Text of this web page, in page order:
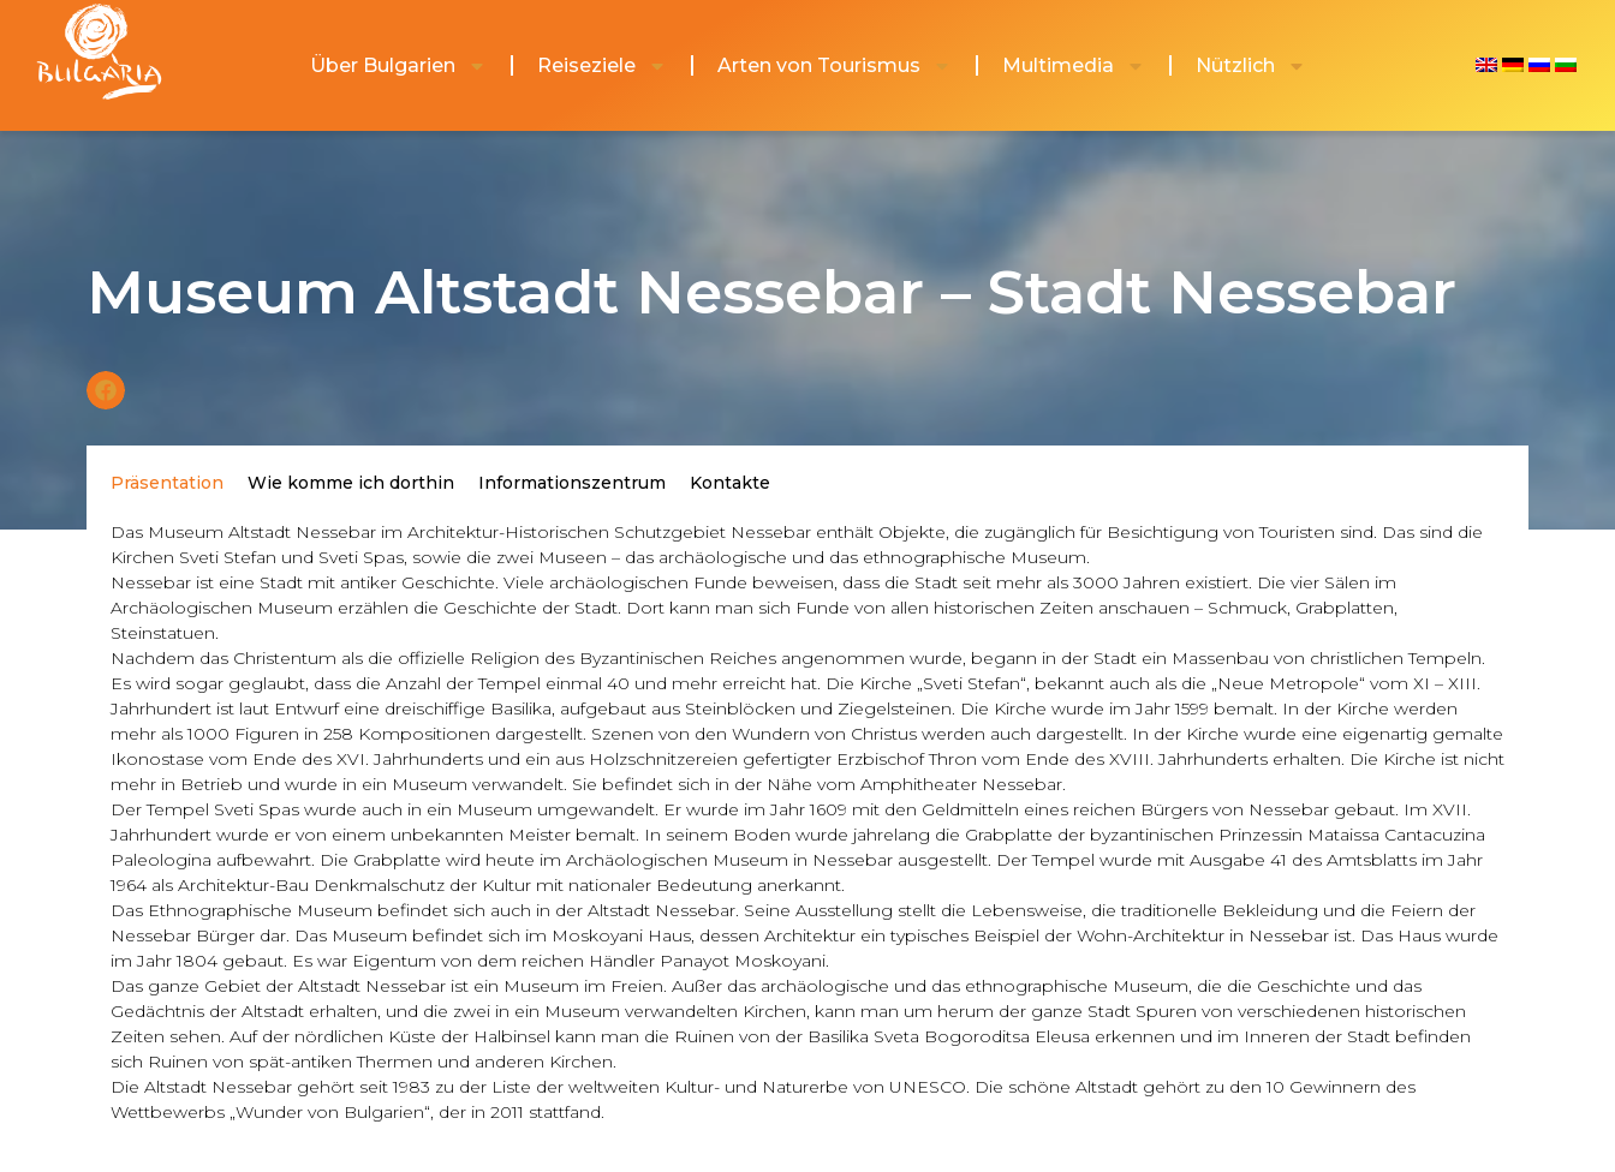
Über Bulgarien Reiseziele Arten von Tourismus Multimedia Nützlich
Museum Altstadt Nessebar – Stadt Nessebar
Präsentation Wie komme ich dorthin Informationszentrum Kontakte
Das Museum Altstadt Nessebar im Architektur-Historischen Schutzgebiet Nessebar enthält Objekte, die zugänglich für Besichtigung von Touristen sind. Das sind die
Kirchen Sveti Stefan und Sveti Spas, sowie die zwei Museen – das archäologische und das ethnographische Museum.
Nessebar ist eine Stadt mit antiker Geschichte. Viele archäologischen Funde beweisen, dass die Stadt seit mehr als 3000 Jahren existiert. Die vier Sälen im
Archäologischen Museum erzählen die Geschichte der Stadt. Dort kann man sich Funde von allen historischen Zeiten anschauen – Schmuck, Grabplatten,
Steinstatuen.
Nachdem das Christentum als die offizielle Religion des Byzantinischen Reiches angenommen wurde, begann in der Stadt ein Massenbau von christlichen Tempeln.
Es wird sogar geglaubt, dass die Anzahl der Tempel einmal 40 und mehr erreicht hat. Die Kirche „Sveti Stefan“, bekannt auch als die „Neue Metropole“ vom ХІ – ХІІІ.
Jahrhundert ist laut Entwurf eine dreischiffige Basilika, aufgebaut aus Steinblöcken und Ziegelsteinen. Die Kirche wurde im Jahr 1599 bemalt. In der Kirche werden
mehr als 1000 Figuren in 258 Kompositionen dargestellt. Szenen von den Wundern von Christus werden auch dargestellt. In der Kirche wurde eine eigenartig gemalte
Ikonostase vom Ende des XVI. Jahrhunderts und ein aus Holzschnitzereien gefertigter Erzbischof Thron vom Ende des XVIII. Jahrhunderts erhalten. Die Kirche ist nicht
mehr in Betrieb und wurde in ein Museum verwandelt. Sie befindet sich in der Nähe vom Amphitheater Nessebar.
Der Tempel Sveti Spas wurde auch in ein Museum umgewandelt. Er wurde im Jahr 1609 mit den Geldmitteln eines reichen Bürgers von Nessebar gebaut. Im XVII.
Jahrhundert wurde er von einem unbekannten Meister bemalt. In seinem Boden wurde jahrelang die Grabplatte der byzantinischen Prinzessin Mataissa Cantacuzina
Paleologina aufbewahrt. Die Grabplatte wird heute im Archäologischen Museum in Nessebar ausgestellt. Der Tempel wurde mit Ausgabe 41 des Amtsblatts im Jahr
1964 als Architektur-Bau Denkmalschutz der Kultur mit nationaler Bedeutung anerkannt.
Das Ethnographische Museum befindet sich auch in der Altstadt Nessebar. Seine Ausstellung stellt die Lebensweise, die traditionelle Bekleidung und die Feiern der
Nessebar Bürger dar. Das Museum befindet sich im Moskoyani Haus, dessen Architektur ein typisches Beispiel der Wohn-Architektur in Nessebar ist. Das Haus wurde
im Jahr 1804 gebaut. Es war Eigentum von dem reichen Händler Panayot Moskoyani.
Das ganze Gebiet der Altstadt Nessebar ist ein Museum im Freien. Außer das archäologische und das ethnographische Museum, die die Geschichte und das
Gedächtnis der Altstadt erhalten, und die zwei in ein Museum verwandelten Kirchen, kann man um herum der ganze Stadt Spuren von verschiedenen historischen
Zeiten sehen. Auf der nördlichen Küste der Halbinsel kann man die Ruinen von der Basilika Sveta Bogoroditsa Eleusa erkennen und im Inneren der Stadt befinden
sich Ruinen von spät-antiken Thermen und anderen Kirchen.
Die Altstadt Nessebar gehört seit 1983 zu der Liste der weltweiten Kultur- und Naturerbe von UNESCO. Die schöne Altstadt gehört zu den 10 Gewinnern des
Wettbewerbs „Wunder von Bulgarien“, der in 2011 stattfand.